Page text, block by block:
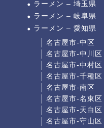
ラーメン – 埼玉県
ラーメン – 岐阜県
ラーメン – 愛知県
名古屋市-中区
名古屋市-中川区
名古屋市-中村区
名古屋市-千種区
名古屋市-南区
名古屋市-名東区
名古屋市-天白区
名古屋市-守山区